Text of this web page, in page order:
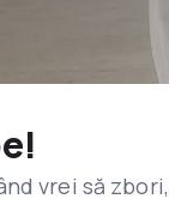
vrei să